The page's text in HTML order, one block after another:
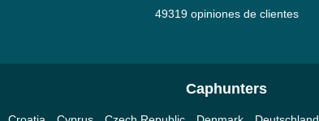
49319 opiniones de clientes
Caphunters